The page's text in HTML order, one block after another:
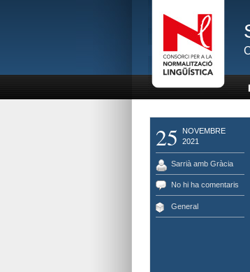
25
NOVEMBRE
2021
Sarrià amb Gràcia
No hi ha comentaris
General